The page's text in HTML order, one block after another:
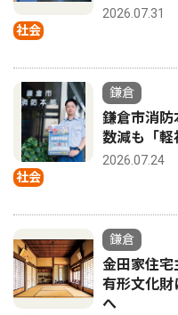
社会
2026.07.31
社会
鎌倉
鎌倉市消
数減も「軽
2026.07.24
鎌倉
金田家住
有形文化
へ